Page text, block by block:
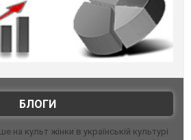
БЛОГИ
на культ жінки в українській культурі